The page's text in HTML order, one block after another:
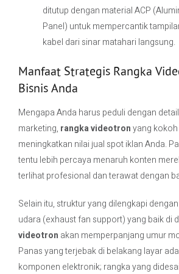
ditutup dengan material ACP
Panel) untuk mempercantik
kabel dari sinar matahari langsung.
Manfaat Strategis Rangka
Bisnis Anda
Mengapa Anda harus peduli dengan
marketing, rangka videotronyang
meningkatkan nilai jual spot iklan Anda.
tentu lebih percaya menaruh konten
terlihat profesional dan terawat dengan
Selain itu, struktur yang dilengkapi
udara (exhaust fan support) yang baik di
videotron akan memperpanjang umur
Panas yang terjebak di belakang layar
komponen elektronik; rangka yang